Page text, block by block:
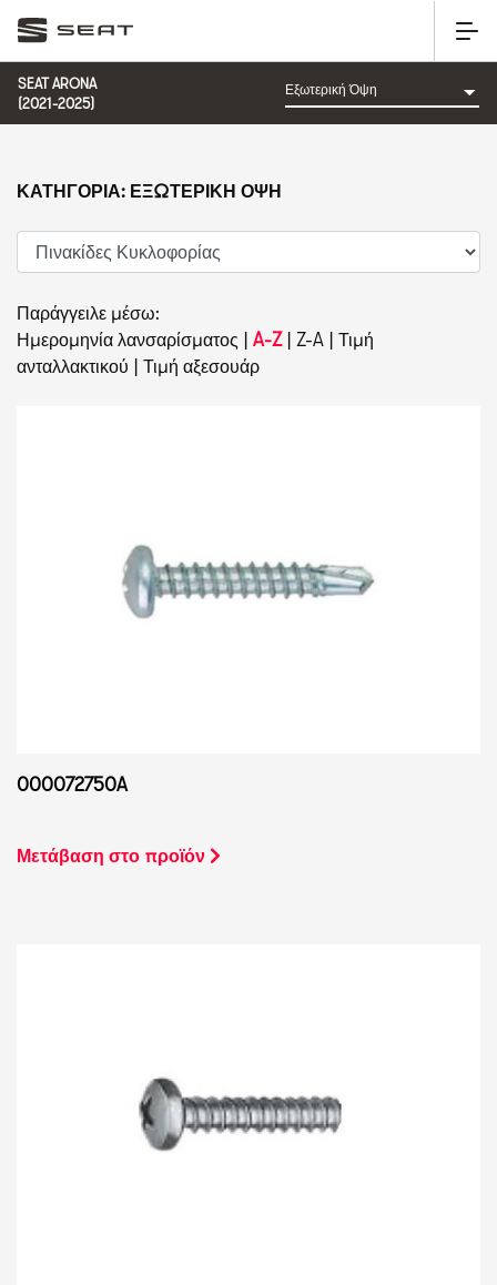
SEAT ARONA
(2021-2025)
Παράγγειλε μέσω:
Ημερομηνία λανσαρίσματος | A-Z| Z-A | Τιμή
ανταλλακτικού | Τιμή αξεσουάρ
000072750A
Μετάβαση στο προϊόν
ΚΑΤΗΓΟΡΊΑ: ΕΞΩΤΕΡΙΚΉ ΌΨΗ